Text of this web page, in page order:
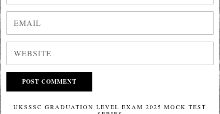
UKSSSC GRADUATION LEVEL EXAM 2025 MOCK TEST